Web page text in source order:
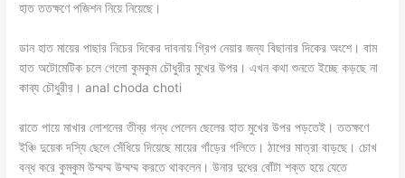
হাত ততক্ষণে পজিশন নিয়ে নিয়েছে।
ডান হাত মায়ের পাছার নিচের দিকের দাবনায় গ্রিপ নেয়ার জন্য বিছানার দিকের অংশে। বাম
হাত অটোমেটিক চলে গেলো কুমকুম চৌধুরীর মুখের উপর। এখন কথা শুনতে ইচ্ছে কড়ছে না
কাব্য চৌধুরীর। anal choda choti
রাতে পায়ে মাখার লোশনের তীব্র গন্ধ পেলেন ছেলের হাত মুখের উপর পড়তেই। ততক্ষণে
ইঞ্চি দুয়েক দস্যি ছেলে সেঁধিয়ে দিয়েছে মায়ের গাঁড়ের গলিতে। ঠাপের মাত্রা বাড়ছে। চোখ
বন্ধ করে কুমকুম উম্মম্ম উম্মম্ম করতে থাকলেন। উনার দুধের বোঁটা শক্ত হয়ে যেতে